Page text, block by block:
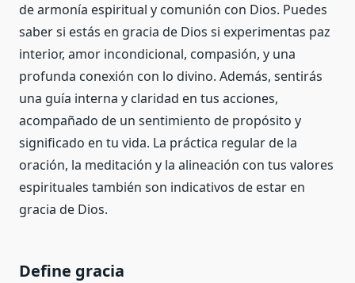
de armonía espiritual y comunión con Dios. Puedes
saber si estás en gracia de Dios si experimentas paz
interior, amor incondicional, compasión, y una
profunda conexión con lo divino. Además, sentirás
una guía interna y claridad en tus acciones,
acompañado de un sentimiento de propósito y
significado en tu vida. La práctica regular de la
oración, la meditación y la alineación con tus valores
espirituales también son indicativos de estar en
gracia de Dios.
Define gracia